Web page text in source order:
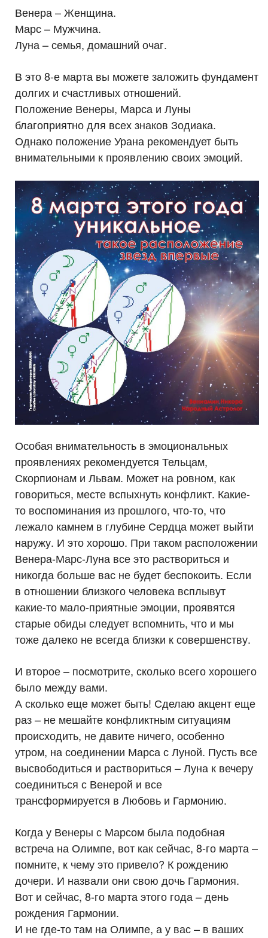
Венера – Женщина.
Марс – Мужчина.
Луна – семья, домашний очаг.
В это 8-е марта вы можете заложить фундамент
долгих и счастливых отношений.
Положение Венеры, Марса и Луны
благоприятно для всех знаков Зодиака.
Однако положение Урана рекомендует быть
внимательными к проявлению своих эмоций.
Особая внимательность в эмоциональных
проявлениях рекомендуется Тельцам,
Скорпионам и Львам. Может на ровном, как
говориться, месте вспыхнуть конфликт. Какие-
то воспоминания из прошлого, что-то, что
лежало камнем в глубине Сердца может выйти
наружу. И это хорошо. При таком расположении
Венера-Марс-Луна все это раствориться и
никогда больше вас не будет беспокоить. Если
в отношении близкого человека всплывут
какие-то мало-приятные эмоции, проявятся
старые обиды следует вспомнить, что и мы
тоже далеко не всегда близки к совершенству.
И второе – посмотрите, сколько всего хорошего
было между вами.
А сколько еще может быть! Сделаю акцент еще
раз – не мешайте конфликтным ситуациям
происходить, не давите ничего, особенно
утром, на соединении Марса с Луной. Пусть все
высвободиться и раствориться – Луна к вечеру
соединиться с Венерой и все
трансформируется в Любовь и Гармонию.
Когда у Венеры с Марсом была подобная
встреча на Олимпе, вот как сейчас, 8-го марта –
помните, к чему это привело? К рождению
дочери. И назвали они свою дочь Гармония.
Вот и сейчас, 8-го марта этого года – день
рождения Гармонии.
И не где-то там на Олимпе, а у вас – в ваших